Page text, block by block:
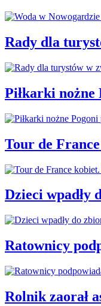
Rady dla
Piłkarki
Tour de
Dzieci wpadły
Ratownicy
Rolnik zaorał